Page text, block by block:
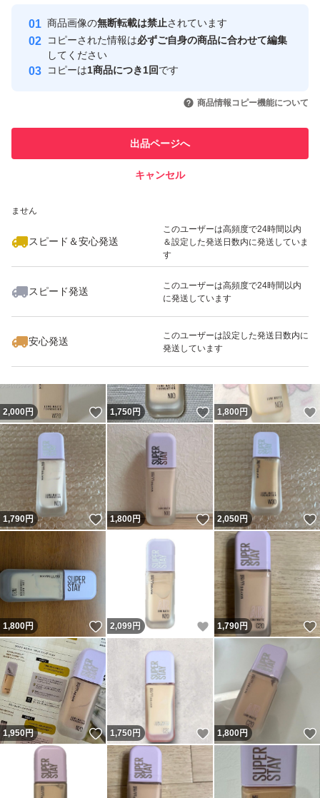
安心取引出品者
心・安全なユーザーです
取引実績
引を完了させた実績があります
での取引実績があります
ません
スピード＆安心発送
このユーザーは高頻度で24時間以内
＆設定した発送日数内に発送していま
す
スピード発送
このユーザーは高頻度で24時間以内
に発送しています
安心発送
このユーザーは設定した発送日数内に
発送しています
商品画像の無断転載は禁止されています
コピーされた情報は必ずご自身の商品に合わせて編集
してください
コピーは1商品につき1回です
商品情報コピー機能について
出品ページへ
キャンセル
いいね！
1,800
2,000円 いいね！
1,750円 いいね！
1,800 円
1,790円 いいね！
1,800円 いいね！
2,050円
1,800円 いいね！
2,099円 いいね！
1,790円
1,950円 いいね！
1,750円 いいね！
1,800円